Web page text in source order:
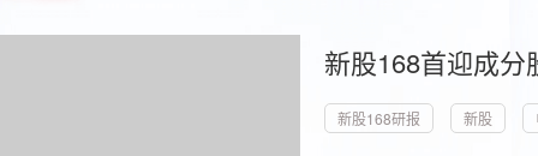
新股168首迎成
新股168研报 新股